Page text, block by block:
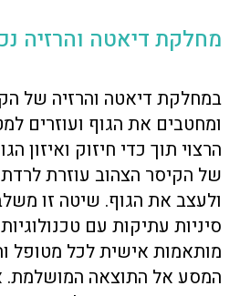
מחלקת דיאטה והרזיה
במחלקת דיאטה והרזיה של
ומחטבים את הגוף ועוזרים
הרצוי תוך כדי חיזוק ואיזון
של הקיסר הצהוב עוזרת
ולעצב את הגוף. שיטה זו
סיניות עתיקות עם
מותאמות אישית לכל מטופל
המסע אל התוצאה המושלמת.